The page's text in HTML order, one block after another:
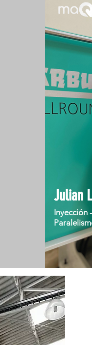
Julian
Inyección